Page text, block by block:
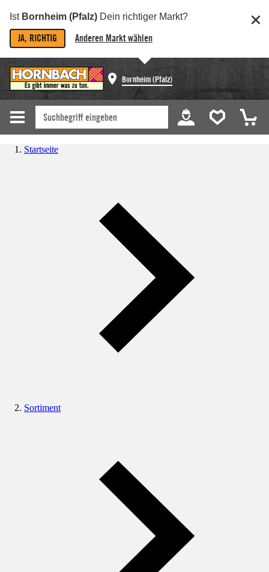
Ist Bornheim (Pfalz) Dein richtiger Markt?
JA, RICHTIG Anderen Markt wählen
Bornheim (Pfalz)
Startseite
Sortiment